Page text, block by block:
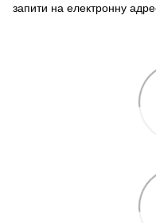
запити на електронну